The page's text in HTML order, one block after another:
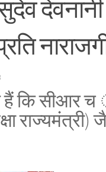
देवनानी
हैं कि सीआर